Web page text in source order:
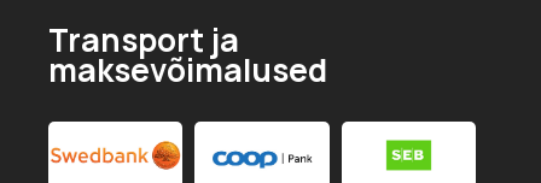
Transport ja
maksevõimalused